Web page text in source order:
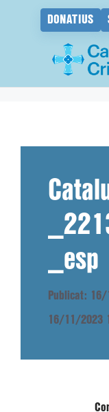
DONATIUS
_esp
Publicat:
16/11/2023